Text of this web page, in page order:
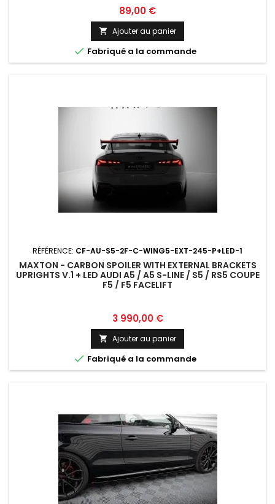
Prix
89,00 €
 Ajouter au panier
 Fabriqué a la commande
RÉFÉRENCE: CF-AU-S5-2F-C-WING5-EXT-245-P+LED-1
MAXTON - CARBON SPOILER WITH EXTERNAL BRACKETS
UPRIGHTS V.1 + LED AUDI A5 / A5 S-LINE / S5 / RS5 COUPE
F5 / F5 FACELIFT
Prix
3 990,00 €
 Ajouter au panier
 Fabriqué a la commande